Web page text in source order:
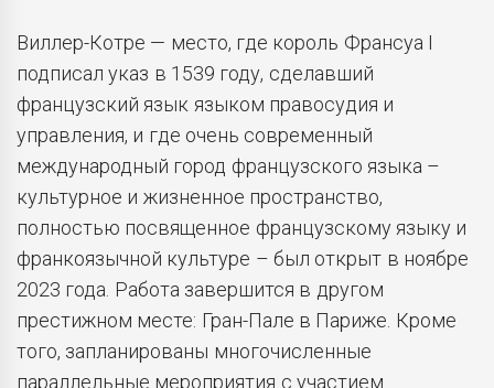
Виллер-Котре — место, где король Франсуа I
подписал указ в 1539 году, сделавший
французский язык языком правосудия и
управления, и где очень современный
международный город французского языка –
культурное и жизненное пространство,
полностью посвященное французскому языку и
франкоязычной культуре – был открыт в ноябре
2023 года. Работа завершится в другом
престижном месте: Гран-Пале в Париже. Кроме
того, запланированы многочисленные
параллельные мероприятия с участием